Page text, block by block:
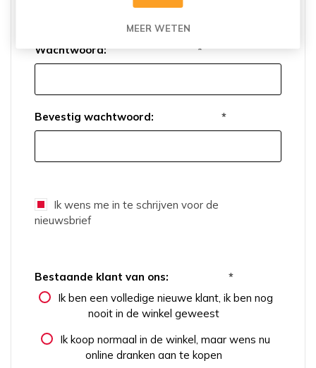
Wachtwoord: *
Bevestig wachtwoord: *
Ik wens me in te schrijven voor de
nieuwsbrief
Bestaande klant van ons:
*
Ik ben een volledige nieuwe klant, ik ben nog
nooit in de winkel geweest
Ik koop normaal in de winkel, maar wens nu
online dranken aan te kopen
MEER WETEN